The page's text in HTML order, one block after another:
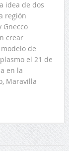
idea de dos
región
Gnecco
crear
de
el 21 de
en la
Maravilla